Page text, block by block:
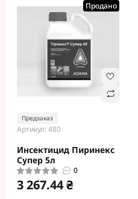
Продано
Предзаказ
Артикул: 480
Инсектицид Пиринекс
Супер 5л
0
3 267.44 ₴